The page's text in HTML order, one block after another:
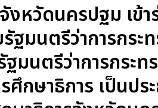
หวัดนครปฐม เข้า
มนตรีว่าการกระ
มนตรีว่าการกระท
กษาธิการ เป็นปร